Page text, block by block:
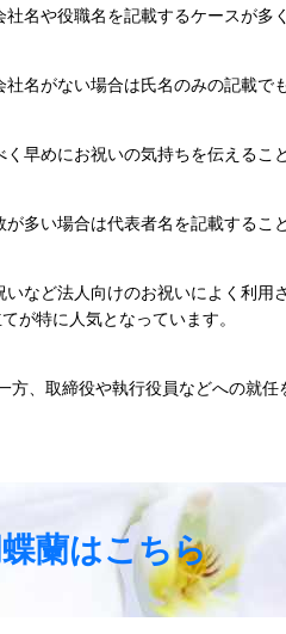
名や役職名を記載するケースが多
名がない場合は氏名のみの記載で
早めにお祝いの気持ちを伝えるこ
多い場合は代表者名を記載するこ
など法人向けのお祝いによく利
が特に人気となっています。
、取締役や執行役員などへの就
蘭はこちら